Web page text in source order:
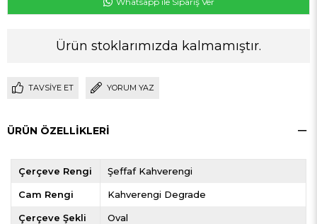
Ürün stoklarımızda kalmamıştır.
TAVSIYE ET YORUM YAZ
ÜRÜN ÖZELLIKLERI
Çerçeve Rengi Şeffaf Kahverengi
Cam Rengi Kahverengi Degrade
Çerçeve Şekli Oval